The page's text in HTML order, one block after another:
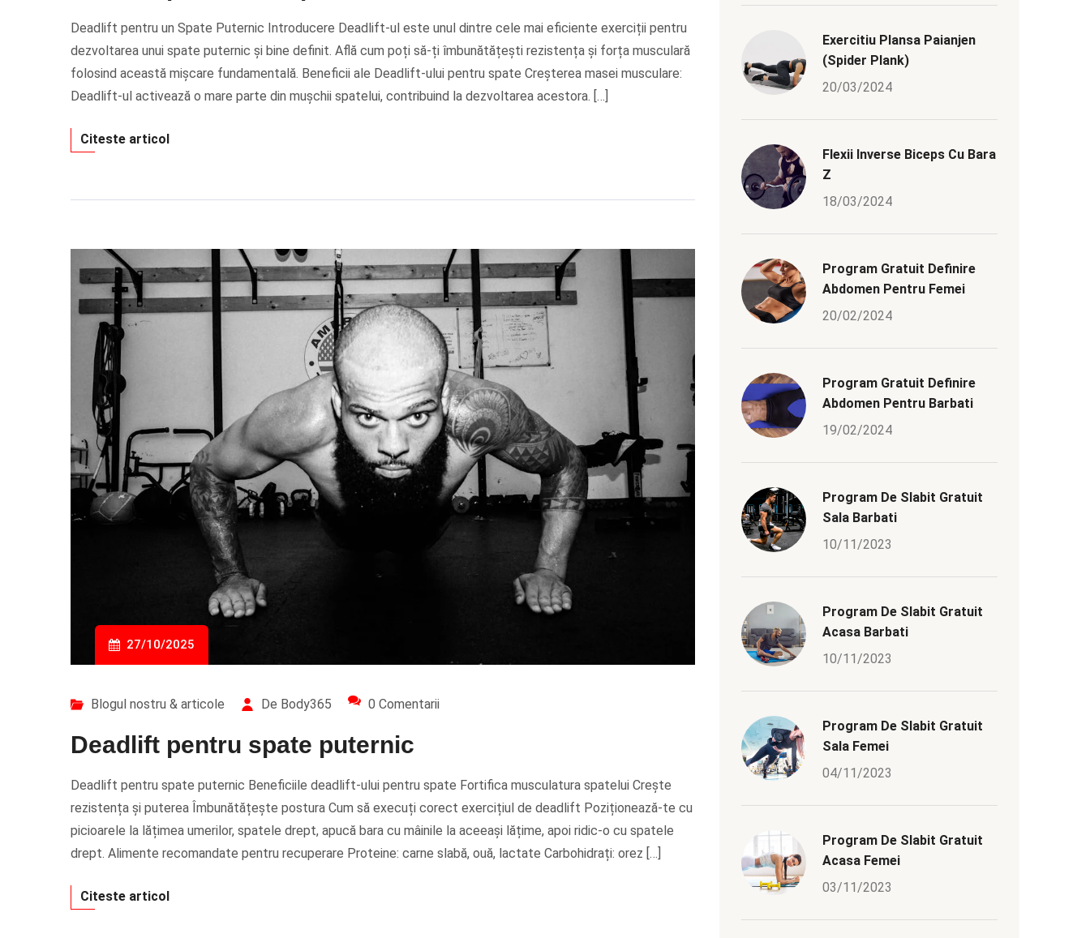
Deadlift pentru un Spate Puternic Introducere Deadlift-ul este unul dintre cele mai eficiente exerciții pentru
dezvoltarea unui spate puternic și bine definit. Află cum poți să-ți îmbunătățești rezistența și forța musculară
folosind această mișcare fundamentală. Beneficii ale Deadlift-ului pentru spate Creșterea masei musculare:
Deadlift-ul activează o mare parte din mușchii spatelui, contribuind la dezvoltarea acestora. […]
Citeste articol
27/10/2025
Blogul nostru & articole De Body365 0 Comentarii
Deadlift pentru spate puternic
Deadlift pentru spate puternic Beneficiile deadlift-ului pentru spate Fortifica musculatura spatelui Crește
rezistența și puterea Îmbunătățește postura Cum să execuți corect exercițiul de deadlift Poziționează-te cu
picioarele la lățimea umerilor, spatele drept, apucă bara cu mâinile la aceeași lățime, apoi ridic-o cu spatele
drept. Alimente recomandate pentru recuperare Proteine: carne slabă, ouă, lactate Carbohidrați: orez […]
Citeste articol
Exercitiu Plansa Paianjen
(Spider Plank)
20/03/2024
Flexii Inverse Biceps Cu Bara
Z
18/03/2024
Program Gratuit Definire
Abdomen Pentru Femei
20/02/2024
Program Gratuit Definire
Abdomen Pentru Barbati
19/02/2024
Program De Slabit Gratuit
Sala Barbati
10/11/2023
Program De Slabit Gratuit
Acasa Barbati
10/11/2023
Program De Slabit Gratuit
Sala Femei
04/11/2023
Program De Slabit Gratuit
Acasa Femei
03/11/2023